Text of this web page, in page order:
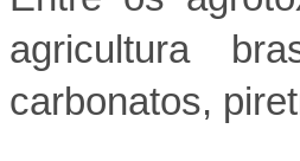
agricultura
carbonatos,